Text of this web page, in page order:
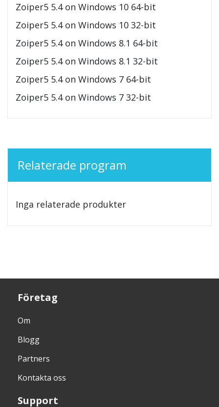
Zoiper5 5.4 on Windows 10 64-bit
Zoiper5 5.4 on Windows 10 32-bit
Zoiper5 5.4 on Windows 8.1 64-bit
Zoiper5 5.4 on Windows 8.1 32-bit
Zoiper5 5.4 on Windows 7 64-bit
Zoiper5 5.4 on Windows 7 32-bit
Relaterade program
Inga relaterade produkter
Företag
Om
Blogg
Partners
Kontakta oss
Support